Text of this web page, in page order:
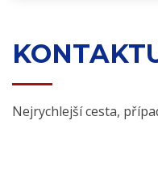
Nejrychlejší cesta,